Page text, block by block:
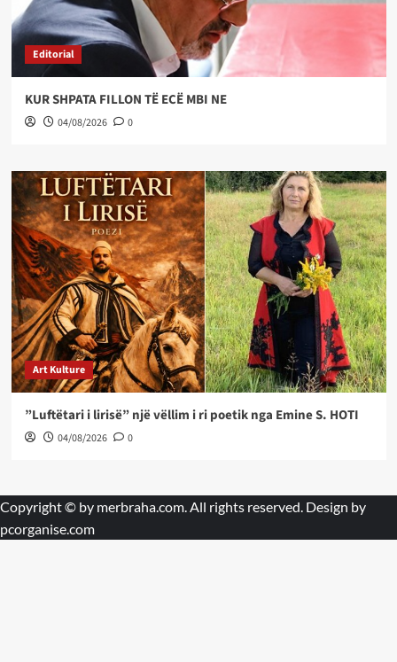
Editorial
KUR SHPATA FILLON TË ECË MBI NE
04/08/2026 0
Art Kulture
”Luftëtari i lirisë” një vëllim i ri poetik nga Emine S. HOTI
04/08/2026 0
Copyright © by merbraha.com. All rights reserved. Design by
pcorganise.com